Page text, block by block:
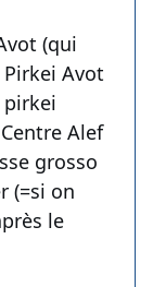
(qui
Avot
Alef
grosso
(=si on
le